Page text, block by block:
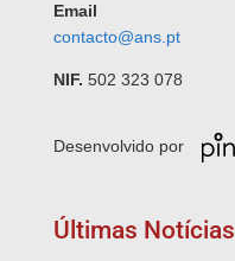
Email
contacto@ans.pt
NIF. 502 323 078
Desenvolvido por
Últimas Notícias